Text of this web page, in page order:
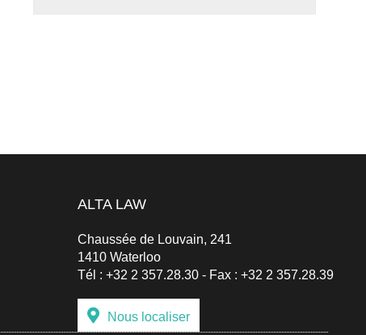
ALTA LAW
Chaussée de Louvain, 241
1410 Waterloo
Tél : +32 2 357.28.30 - Fax : +32 2 357.28.39
Nous localiser